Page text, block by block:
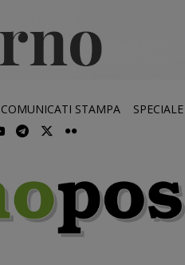
COMUNICATI STAMPA